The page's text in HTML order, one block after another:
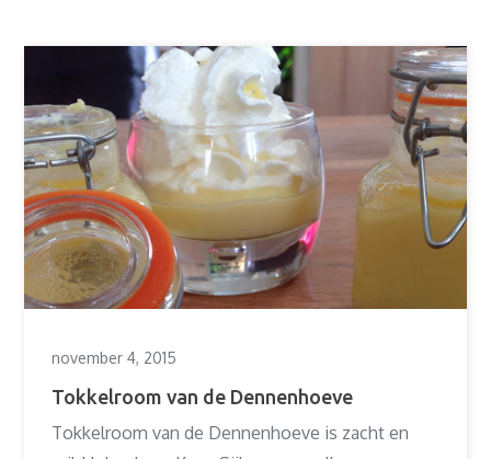
november 4, 2015
Tokkelroom van de Dennenhoeve
Tokkelroom van de Dennenhoeve is zacht en